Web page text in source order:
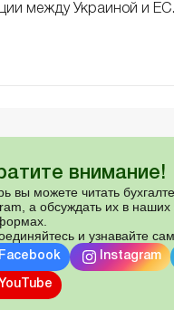
между Украиной и ЕС.
внимание!
вы можете читать
а обсуждать их в
и узнавайте
Facebook Instagram
YouTube